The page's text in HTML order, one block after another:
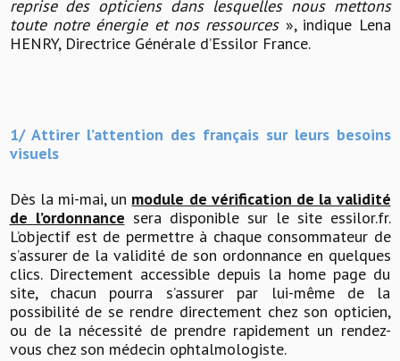
reprise des opticiens dans lesquelles nous mettons
toute notre énergie et nos ressources», indique Lena
HENRY, Directrice Générale d’Essilor France.
1/ Attirer l’attention des français sur leurs besoins
visuels
Dès la mi-mai, un module de vérification de la validité
de l’ordonnance sera disponible sur le site essilor.fr.
L’objectif est de permettre à chaque consommateur de
s’assurer de la validité de son ordonnance en quelques
clics. Directement accessible depuis la home page du
site, chacun pourra s’assurer par lui-même de la
possibilité de se rendre directement chez son opticien,
ou de la nécessité de prendre rapidement un rendez-
vous chez son médecin ophtalmologiste.